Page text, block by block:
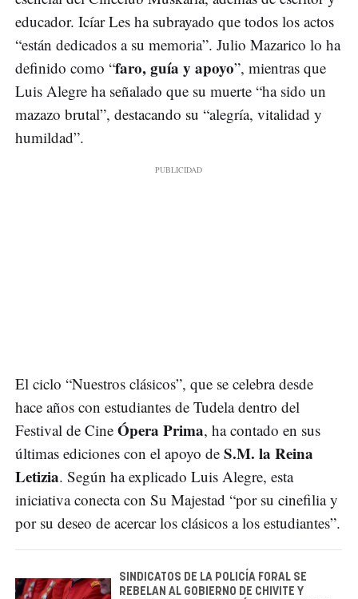
educador. Icíar Les ha subrayado que todos los actos
“están dedicados a su memoria”. Julio Mazarico lo ha
definido como “faro, guía y apoyo”, mientras que
Luis Alegre ha señalado que su muerte “ha sido un
mazazo brutal”, destacando su “alegría, vitalidad y
humildad”.
El ciclo “Nuestros clásicos”, que se celebra desde
hace años con estudiantes de Tudela dentro del
Festival de Cine Ópera Prima, ha contado en sus
últimas ediciones con el apoyo de S.M. la Reina
Letizia. Según ha explicado Luis Alegre, esta
iniciativa conecta con Su Majestad “por su cinefilia y
por su deseo de acercar los clásicos a los estudiantes”.
SINDICATOS DE LA POLICÍA FORAL SE
REBELAN AL GOBIERNO DE CHIVITE Y